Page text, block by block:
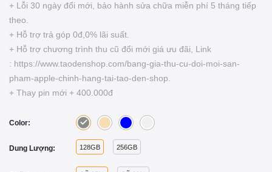
+ Lỗi 30 ngày đổi mới, bảo hành sửa chữa miễn phí 5 tháng tiếp
theo.
+ Hỗ trợ trả góp 0đ,0% lãi suất.
+ Hỗ trợ chương trình thu cũ đổi mới giá ưu đãi, Link
: https://www.taodenshop.com/bang-gia-thu-cu-doi-moi-san-
pham-apple-chinh-hang-tai-tao-den-shop.
+ Thay pin mới + 400.000đ
Color:
Dung Lượng: 128GB 256GB